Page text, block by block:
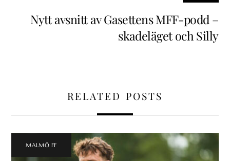
Nytt avsnitt av Gasettens MFF-podd –
skadeläget och Silly
RELATED POSTS
MALMÖ FF